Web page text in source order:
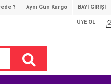
? Aynı Gün Kargo BAYİ GİRİŞİ
ÜYE OL